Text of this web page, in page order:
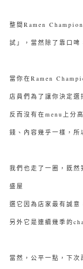
整間Ramen
試」，當然除了靠口
當你在Ramen
店員們為了讓你決定選
反而沒有在menu上分
錢、內容幾乎一樣，
我們也走了一圈，既
盛屋
選它因為店家最有誠
另外它是連續幾季的
當然，公平一點，下